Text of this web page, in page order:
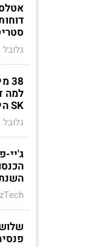
גלובל
למה
SK הייניקס
גלובל
השנתית